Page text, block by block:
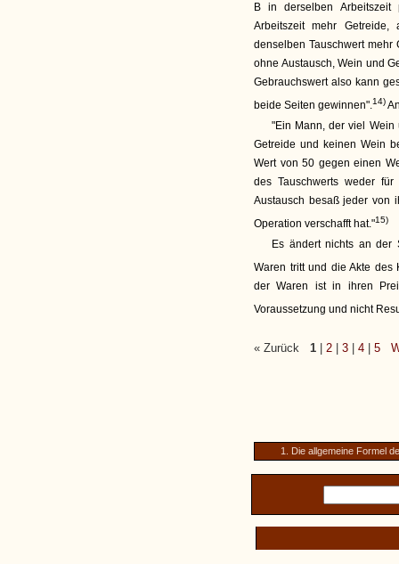
B in derselben Arbeitszeit
Arbeitszeit mehr
denselben Tauschwert
ohne Austausch, Wein und
Gebrauchswert also kann
beide Seiten gewinnen".14)
"Ein Mann, der viel Wein
Getreide und keinen Wein
Wert von 50 gegen einen
des Tauschwerts weder
Austausch besaß jeder von
Operation verschafft hat."15)
Es ändert nichts an der
Waren tritt und die Akte des
der Waren ist in ihren
Voraussetzung und nicht
« Zurück 1 2 3 4 5
1. Die allgemeine Formel